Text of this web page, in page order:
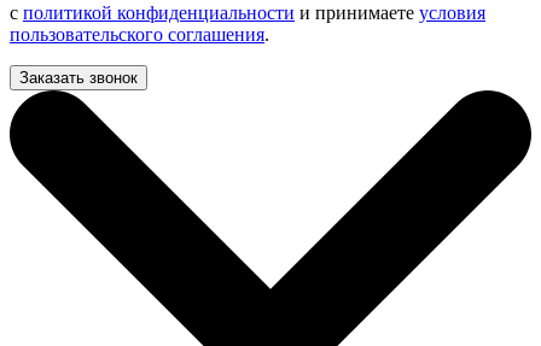
с политикой конфиденциальности и принимаете условия
пользовательского соглашения.
Заказать звонок